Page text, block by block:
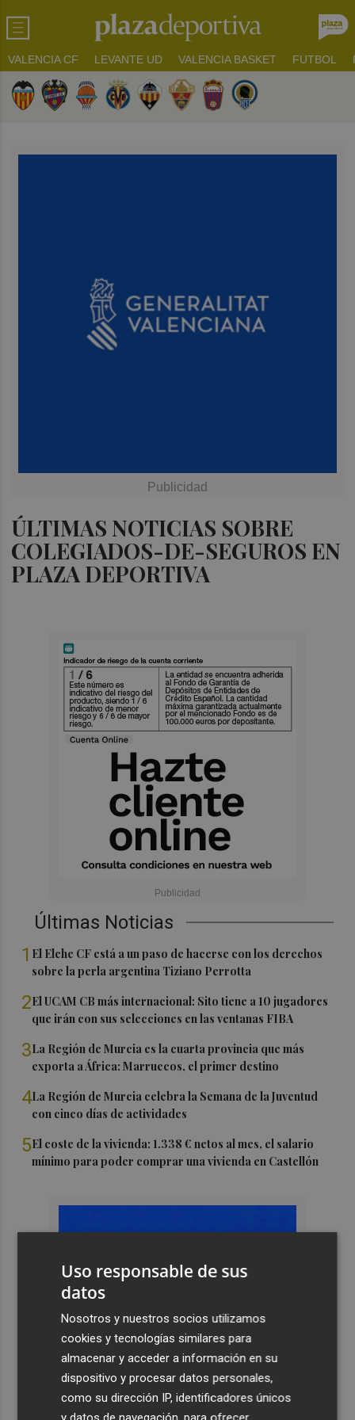
VALENCIA CF LEVANTE UD VALENCIA BASKET FUTBOL
ÚLTIMAS NOTICIAS SOBRE
COLEGIADOS-DE-SEGUROS EN
PLAZA DEPORTIVA
Últimas Noticias
1 El Elche CF está a un paso de hacerse con los derechos
sobre la perla argentina Tiziano Perrotta
2El UCAM CB más internacional: Sito tiene a 10 jugadores
que irán con sus selecciones en las ventanas FIBA
3La Región de Murcia es la cuarta provincia que más
exporta a África: Marruecos, el primer destino
4La Región de Murcia celebra la Semana de la Juventud
con cinco días de actividades
5El coste de la vivienda: 1.338 € netos al mes, el salario
mínimo para poder comprar una vivienda en Castellón
Uso responsable de sus
datos
Nosotros y nuestros socios utilizamos
cookies y tecnologías similares para
almacenar y acceder a información en su
dispositivo y procesar datos personales,
como su dirección IP, identificadores únicos